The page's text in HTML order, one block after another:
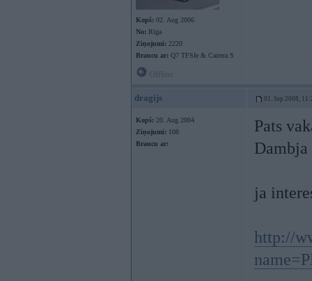
Kopš: 02. Aug 2006
No: Rīga
Ziņojumi: 2220
Braucu ar: Q7 TFSIe & Carrera S
dragijs 01. Sep 2008,
Kopš: 20. Aug 2004
Ziņojumi: 108
Braucu ar:
Pats
ja
http://